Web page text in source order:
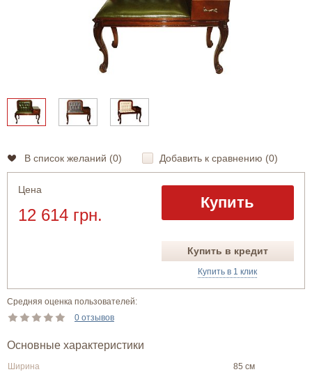
В список желаний (0) Добавить к сравнению (0)
Цена
12 614 грн.
Купить
Купить в кредит
Купить в 1 клик
Средняя оценка пользователей:
0 отзывов
Основные характеристики
Ширина
85 см